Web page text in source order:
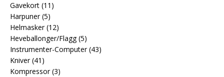
Gavekort (11)
Harpuner (5)
Helmasker (12)
Heveballonger/Flagg (5)
Instrumenter-Computer (43)
Kniver (41)
Kompressor (3)